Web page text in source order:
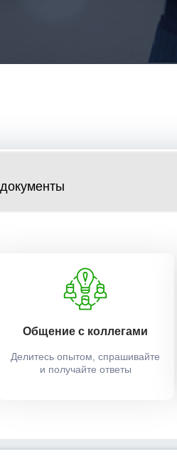
Общение с коллегами
Делитесь опытом, спрашивайте
и получайте ответы